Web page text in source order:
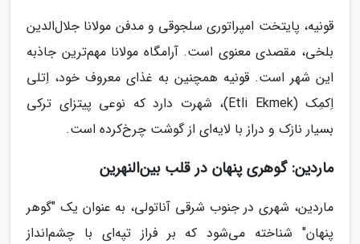
قونیه، پایتخت امپراتوری سلجوقی و مدفن مولانا جلال‌الدین
بلخی، مقصدی معنوی است. آرامگاه مولانا مهم‌ترین جاذبه
این شهر است. قونیه همچنین به غذای معروف خود، اِتلی
اِکمِک (Etli Ekmek)، شهرت دارد که نوعی پیتزای ترکی
بسیار نازک و دراز با لایه‌ای از گوشت چرخ‌کرده است.
ماردین: گوهری پنهان در قلب بین‌النهرین
ماردین، شهری در جنوب شرقی آناتولی، به عنوان یک "گوهر
پنهان" شناخته می‌شود که بر فراز تپه‌ای با چشم‌انداز